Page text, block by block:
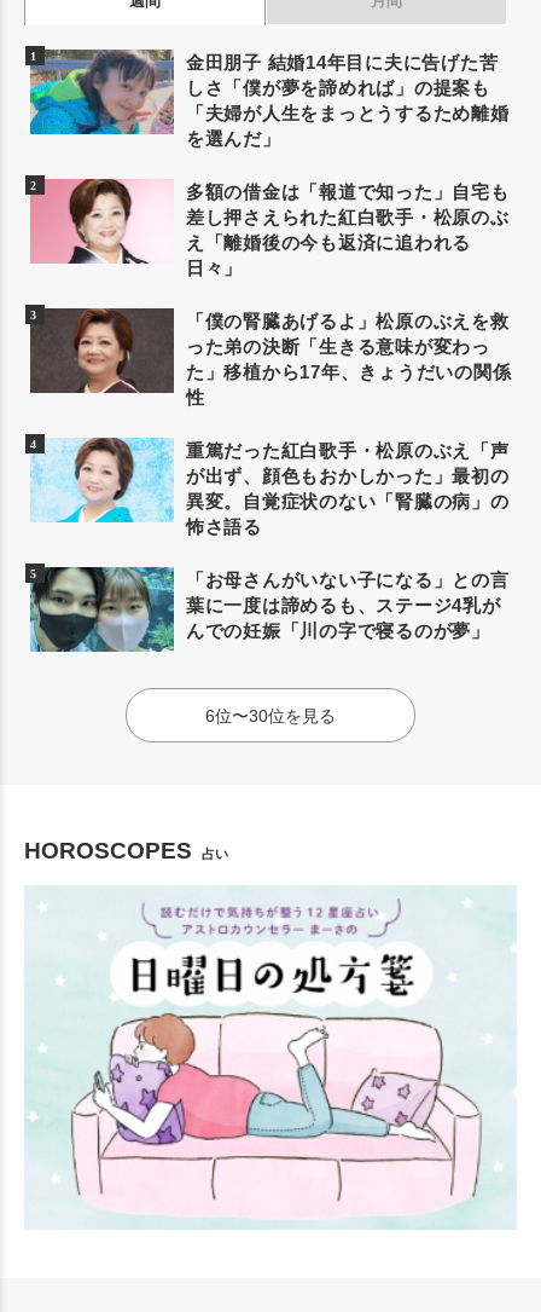
金田朋子 結婚14年目に夫に告げた苦
しさ「僕が夢を諦めれば」の提案も
「夫婦が人生をまっとうするため離婚
を選んだ」
多額の借金は「報道で知った」自宅も
差し押さえられた紅白歌手・松原のぶ
え「離婚後の今も返済に追われる
日々」
「僕の腎臓あげるよ」松原のぶえを救
った弟の決断「生きる意味が変わっ
た」移植から17年、きょうだいの関係
性
重篤だった紅白歌手・松原のぶえ「声
が出ず、顔色もおかしかった」最初の
異変。自覚症状のない「腎臓の病」の
怖さ語る
「お母さんがいない子になる」との言
葉に一度は諦めるも、ステージ4乳が
んでの妊娠「川の字で寝るのが夢」
6位〜30位を見る
HOROSCOPES 占い